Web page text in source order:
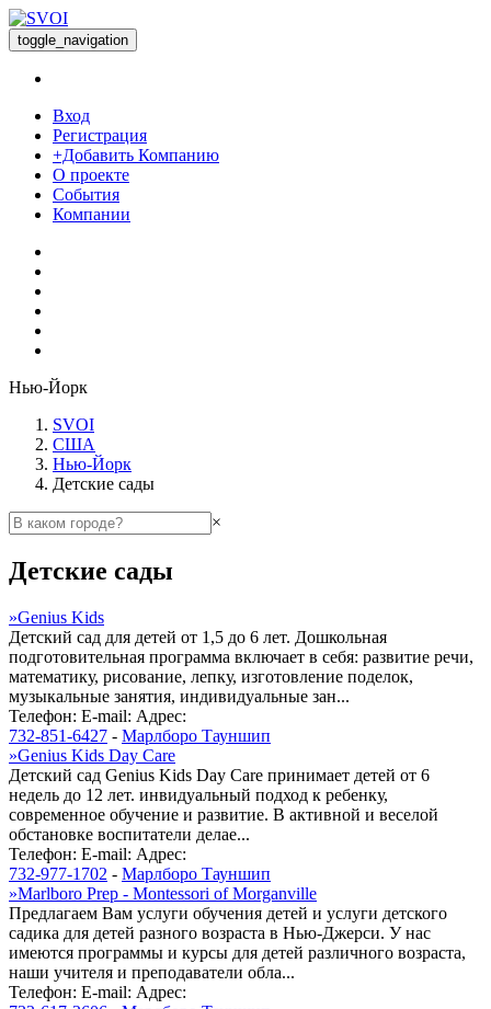
toggle_navigation
Вход
Регистрация
+Добавить Компанию
О проекте
События
Компании
Нью-Йорк
SVOI
США
Нью-Йорк
Детские сады
×
Детские сады
»Genius Kids
Детский сад для детей от 1,5 до 6 лет. Дошкольная
подготовительная программа включает в себя: развитие речи,
математику, рисование, лепку, изготовление поделок,
музыкальные занятия, индивидуальные зан...
Телефон: E-mail: Адрес:
732-851-6427 - Марлборо Тауншип
»Genius Kids Day Care
Детский сад Genius Kids Day Care принимает детей от 6
недель до 12 лет. инвидуальный подход к ребенку,
современное обучение и развитие. В активной и веселой
обстановке воспитатели делае...
Телефон: E-mail: Адрес:
732-977-1702 - Марлборо Тауншип
»Marlboro Prep - Montessori of Morganville
Предлагаем Вам услуги обучения детей и услуги детского
садика для детей разного возраста в Нью-Джерси. У нас
имеются программы и курсы для детей различного возраста,
наши учителя и преподаватели обла...
Телефон: E-mail: Адрес: